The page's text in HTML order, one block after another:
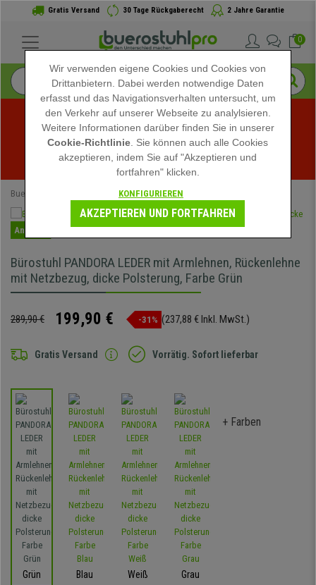
Gratis Versand 30 Tage Rückgaberecht 2 Jahre Garantie
0
Sommerschlussverkauf bei buerostuhlpro! Exklusive
Rabatte für kurze Zeit - Aktion ansehen -
Buerostuhlpro Bürodrehstühle
Angebot
Bürostuhl PANDORA LEDER mit Armlehnen, Rückenlehne
mit Netzbezug, dicke Polsterung, Farbe Grün
289,90 € 199,90 € -31% (237,88 € Inkl. MwSt.)
Gratis Versand Vorrätig. Sofort lieferbar
Grün Blau Weiß Grau
+ Farben
Wir verwenden eigene Cookies und Cookies von
Drittanbietern. Dabei werden notwendige Daten
erfasst und das Navigationsverhalten untersucht, um
den Verkehr auf unserer Webseite zu analylsieren.
Weitere Informationen darüber finden Sie in unserer
Cookie-Richtlinie . Sie können auch alle Cookies
akzeptieren, indem Sie auf "Akzeptieren und
fortfahren" klicken.
KONFIGURIEREN
AKZEPTIEREN UND FORTFAHREN